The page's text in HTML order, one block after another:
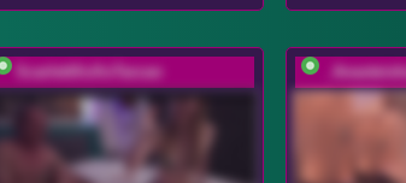
ScarlettXoXoTarzan